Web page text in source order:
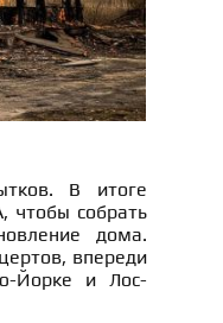
В итоге
чтобы собрать
дома.
впереди
Йорке и Лос-